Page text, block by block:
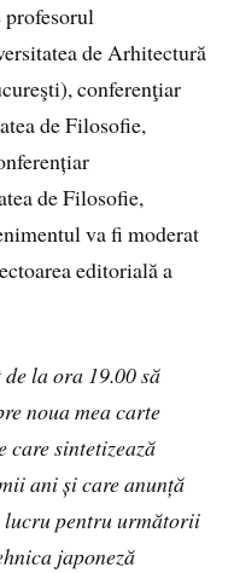
profesorul
de Arhitectură
conferenţiar
de Filosofie,
de Filosofie,
va fi moderat
editorială a
la ora 19.00 să
noua mea carte
care sintetizează
ani și care anunță
lucru pentru următorii
japoneză